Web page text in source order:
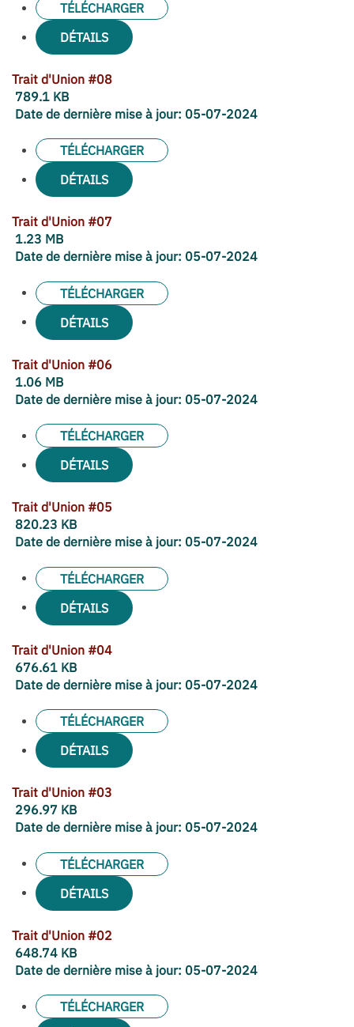
TÉLÉCHARGER
DÉTAILS
Trait d'Union #08
789.1 KB
Date de dernière mise à jour: 05-07-2024
TÉLÉCHARGER
DÉTAILS
Trait d'Union #07
1.23 MB
Date de dernière mise à jour: 05-07-2024
TÉLÉCHARGER
DÉTAILS
Trait d'Union #06
1.06 MB
Date de dernière mise à jour: 05-07-2024
TÉLÉCHARGER
DÉTAILS
Trait d'Union #05
820.23 KB
Date de dernière mise à jour: 05-07-2024
TÉLÉCHARGER
DÉTAILS
Trait d'Union #04
676.61 KB
Date de dernière mise à jour: 05-07-2024
TÉLÉCHARGER
DÉTAILS
Trait d'Union #03
296.97 KB
Date de dernière mise à jour: 05-07-2024
TÉLÉCHARGER
DÉTAILS
Trait d'Union #02
648.74 KB
Date de dernière mise à jour: 05-07-2024
TÉLÉCHARGER